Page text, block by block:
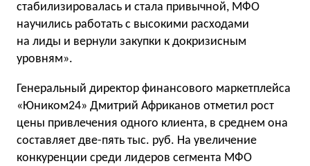
стабилизировалась и стала привычной, МФО
научились работать с высокими расходами
на лиды и вернули закупки к докризисным
уровням».
Генеральный директор финансового маркетплейса
«Юником24» Дмитрий Африканов отметил рост
цены привлечения одного клиента, в среднем она
составляет две-пять тыс. руб. На увеличение
конкуренции среди лидеров сегмента МФО